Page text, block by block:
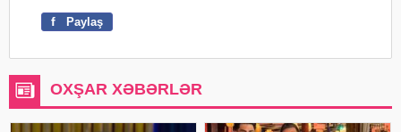
f Paylaş
OXŞAR XƏBƏRLƏR